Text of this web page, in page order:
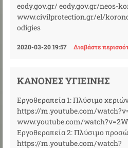
eody.gov.gr/ eody.gov.gr/neos-
www.civilprotection.gr/el/
odigies
2020-03-20 19:57 Διαβάστε
ΚΑΝΌΝΕΣ ΥΓΙΕΙΝΉΣ
Εργοθεραπεία 1: Πλύσιμο
https://m.youtube.com/
www.youtube.com/
Εργοθεραπεία 2: Πλύσιμο
https://m.youtube.com/watch?